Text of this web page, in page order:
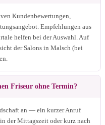
Kundenbewertungen,
Empfehlungen aus
helfen bei der Auswahl. Auf
der Salons in Malsch (bei
Friseur ohne Termin?
an — ein kurzer Anruf
der Mittagszeit oder kurz nach